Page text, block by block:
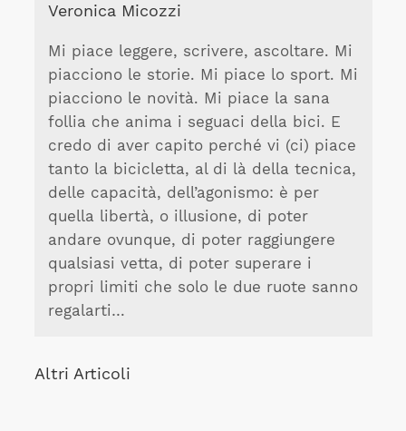
Veronica Micozzi
Mi piace leggere, scrivere, ascoltare. Mi
piacciono le storie. Mi piace lo sport. Mi
piacciono le novità. Mi piace la sana
follia che anima i seguaci della bici. E
credo di aver capito perché vi (ci) piace
tanto la bicicletta, al di là della tecnica,
delle capacità, dell’agonismo: è per
quella libertà, o illusione, di poter
andare ovunque, di poter raggiungere
qualsiasi vetta, di poter superare i
propri limiti che solo le due ruote sanno
regalarti…
Altri Articoli